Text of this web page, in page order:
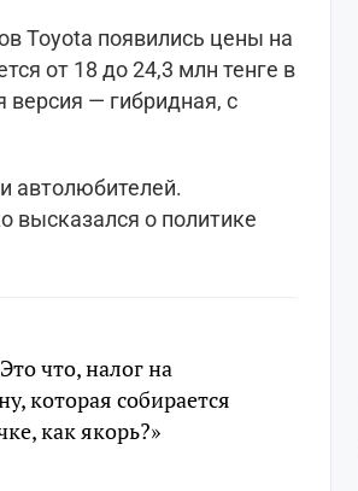
Toyota появились цены на
от 18 до 24,3 млн тенге в
версия — гибридная, с
автолюбителей.
высказался о политике
что, налог на
которая собирается
как якорь?»